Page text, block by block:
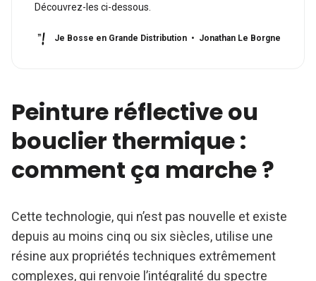
Découvrez-les ci-dessous.
Je Bosse en Grande Distribution Jonathan Le Borgne
Peinture réflective ou
bouclier thermique :
comment ça marche ?
Cette technologie, qui n’est pas nouvelle et existe
depuis au moins cinq ou six siècles, utilise une
résine aux propriétés techniques extrêmement
complexes, qui renvoie l’intégralité du spectre